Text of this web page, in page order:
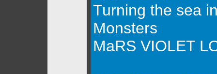
Turning the sea
Monsters
MaRS VIOLET